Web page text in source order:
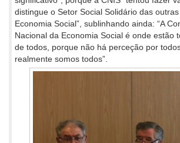
distingue o Setor Social Solidário das
Economia Social”, sublinhando ainda: “A
Nacional da Economia Social é onde estão
de todos, porque não há perceção por
realmente somos todos”.